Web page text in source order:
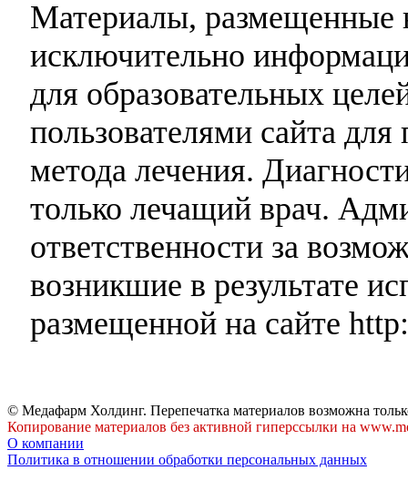
Материалы, размещенные
исключительно
для образовательных
пользователями сайта
метода лечения.
только лечащий врач.
ответственности за
возникшие в результате
размещенной на сайте
© Медафарм Холдинг. Перепечатка материалов возможна
Копирование материалов без активной гиперссылки на
О компании
Политика в отношении обработки персональных данных